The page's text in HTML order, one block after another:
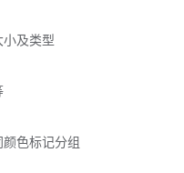
及类型
色标记分组